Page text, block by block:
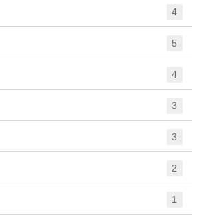
4
5
4
3
3
2
1